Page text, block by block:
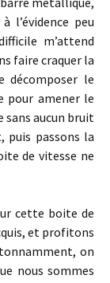
l’évidence peu
m’attend
faire craquer la
décomposer le
pour amener le
sans aucun bruit
puis passons la
de vitesse ne
boite de
et profitons
on
nous sommes